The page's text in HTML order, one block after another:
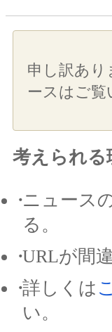
申し訳あり
ースはご覧
考えられる
ニュース
る。
URLが間
詳しくは
い。